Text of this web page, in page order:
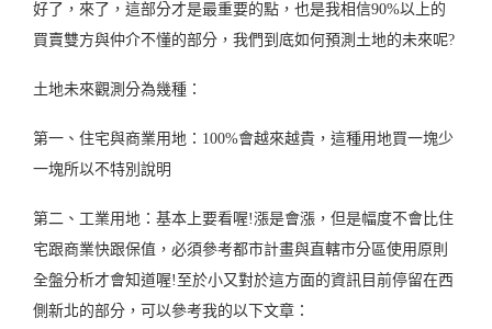
好了，來了，這部分才是最重要的點，也是我相信90%以上的
買賣雙方與仲介不懂的部分，我們到底如何預測土地的未來呢?
土地未來觀測分為幾種：
第一、住宅與商業用地：100%會越來越貴，這種用地買一塊少
一塊所以不特別說明
第二、工業用地：基本上要看喔!漲是會漲，但是幅度不會比住
宅跟商業快跟保值，必須參考都市計畫與直轄市分區使用原則
全盤分析才會知道喔!至於小又對於這方面的資訊目前停留在西
側新北的部分，可以參考我的以下文章：